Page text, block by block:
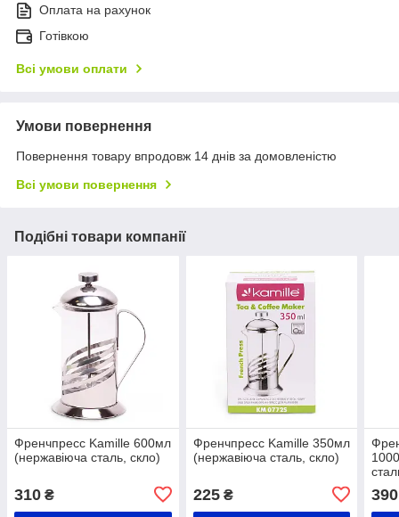
Оплата на рахунок
Готівкою
Всі умови оплати
Умови повернення
Повернення товару впродовж 14 днів за домовленістю
Всі умови повернення
Подібні товари компанії
Френчпресс Kamille 600мл
(нержавіюча сталь, скло)
310 ₴
Френчпресс Kamille 350мл
(нержавіюча сталь, скло)
225₴ 390